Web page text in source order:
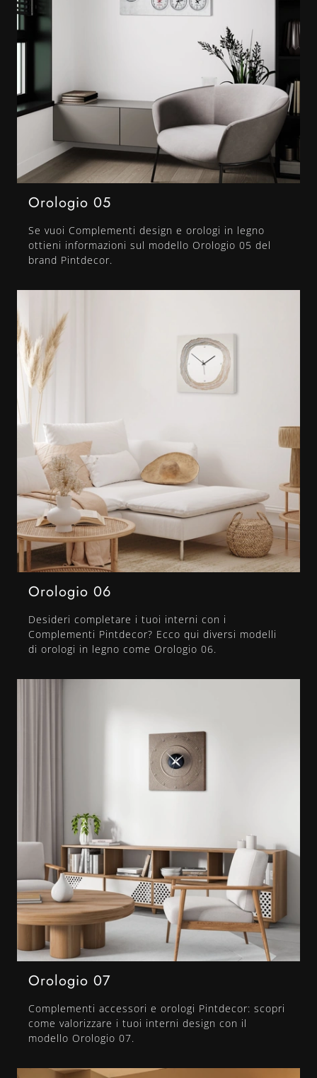
Orologio 05
Se vuoi Complementi design e orologi in legno
ottieni informazioni sul modello Orologio 05 del
brand Pintdecor.
Orologio 06
Desideri completare i tuoi interni con i
Complementi Pintdecor? Ecco qui diversi modelli
di orologi in legno come Orologio 06.
Orologio 07
Complementi accessori e orologi Pintdecor: scopri
come valorizzare i tuoi interni design con il
modello Orologio 07.